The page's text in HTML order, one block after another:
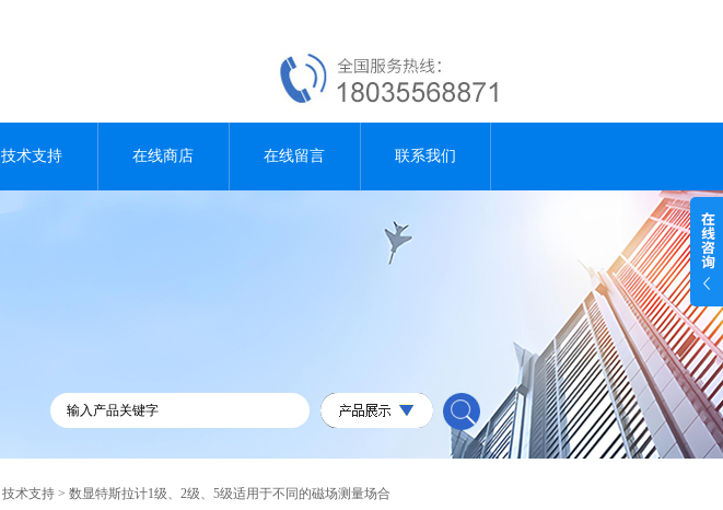
技术支持 在线商店 在线留言 联系我们
技术支持 > 数显特斯拉计1级、2级、5级适用于不同的磁场测量场合